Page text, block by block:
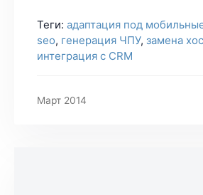
Теги: адаптация под
seo, генерация ЧПУ, замена
интеграция с CRM
Март 2014